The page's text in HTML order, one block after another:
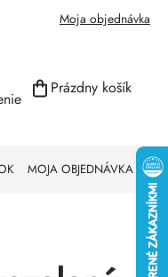
Moja objednávka
NÁKUPNÝ
Prázdny košík
MOJA OBJEDNÁVKA